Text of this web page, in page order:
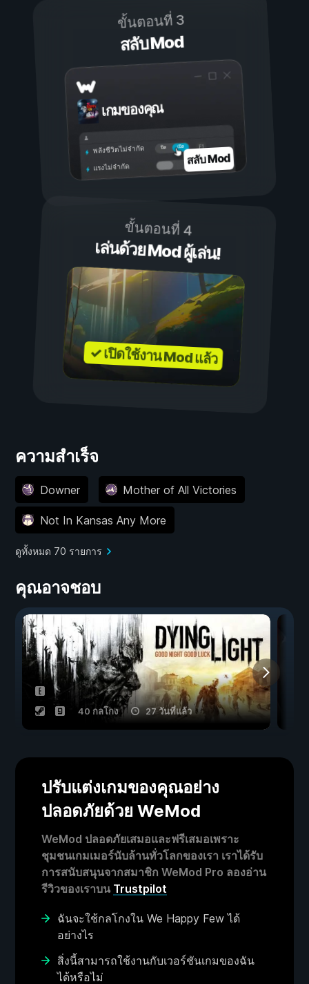
ขั้นตอนที่ 3
สลับ Mod
เกมของคุณ
เปิด
ปิด
พลังชีวิตไม่จำกัด
แรงไม่จำกัด สลับ Mod
ขั้นตอนที่ 4
เล่นด้วย Mod ผู้เล่น!
✓ เปิดใช้งาน Mod แล้ว
ความสำเร็จ
Downer Mother of All Victories
Not In Kansas Any More
ดูทั้งหมด 70 รายการ
คุณอาจชอบ
40 กลโกง 27 วันที่แล้ว
ปรับแต่งเกมของคุณอย่าง
ปลอดภัยด้วย WeMod
WeMod ปลอดภัยเสมอและฟรีเสมอเพราะ
ชุมชนเกมเมอร์นับล้านทั่วโลกของเรา เราได้รับ
การสนับสนุนจากสมาชิก WeMod Pro ลองอ่าน
รีวิวของเราบน Trustpilot
ฉันจะใช้กลโกงใน We Happy Few ได้
อย่างไร
สิ่งนี้สามารถใช้งานกับเวอร์ชันเกมของฉัน
ได้หรือไม่